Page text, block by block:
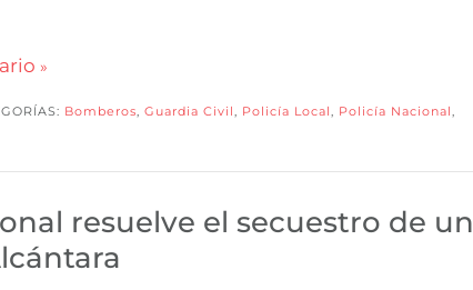
Bomberos, Guardia Civil, Policía Local, Policía Nacional,
resuelve el secuestro de un